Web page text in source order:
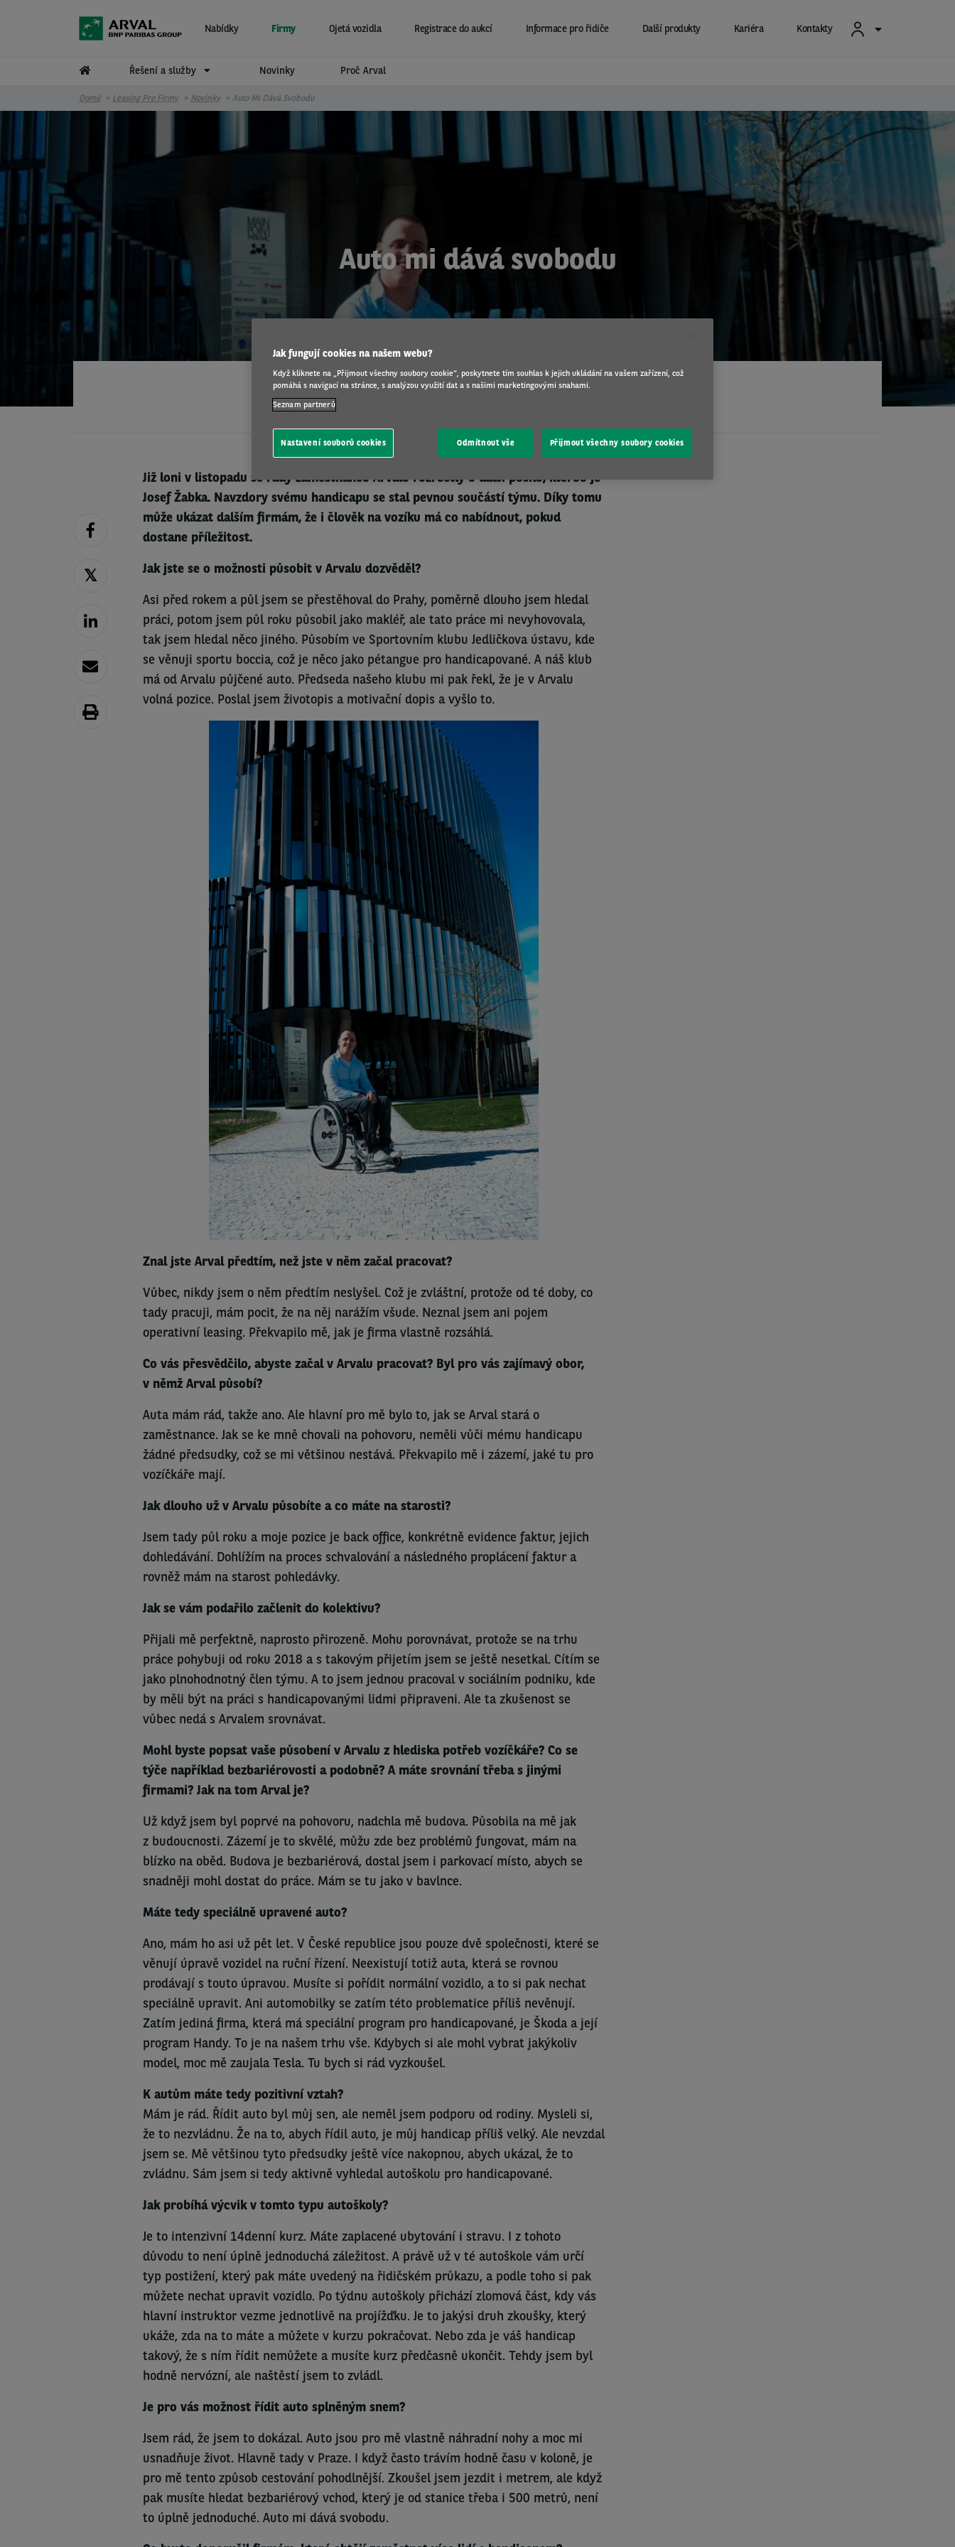
Nabídky Firmy Ojetá vozidla Registrace do aukcí Informace pro řidiče Další produkty Kariéra Kontakty
Řešení a služby Novinky Proč Arval
Domů Leasing Pro Firmy Novinky Auto Mi Dává Svobodu
Auto mi dává svobodu
Již loni v listopadu se řady zaměstnanců Arvalu rozrostly o další posilu, kterou je
Josef Žabka. Navzdory svému handicapu se stal pevnou součástí týmu. Díky tomu
může ukázat dalším firmám, že i člověk na vozíku má co nabídnout, pokud
dostane příležitost.
Jak jste se o možnosti působit v Arvalu dozvěděl?
Asi před rokem a půl jsem se přestěhoval do Prahy, poměrně dlouho jsem hledal
práci, potom jsem půl roku působil jako makléř, ale tato práce mi nevyhovovala,
tak jsem hledal něco jiného. Působím ve Sportovním klubu Jedličkova ústavu, kde
se věnuji sportu boccia, což je něco jako pétangue pro handicapované. A náš klub
má od Arvalu půjčené auto. Předseda našeho klubu mi pak řekl, že je v Arvalu
volná pozice. Poslal jsem životopis a motivační dopis a vyšlo to.
Znal jste Arval předtím, než jste v něm začal pracovat?
Vůbec, nikdy jsem o něm předtím neslyšel. Což je zvláštní, protože od té doby, co
tady pracuji, mám pocit, že na něj narážím všude. Neznal jsem ani pojem
operativní leasing. Překvapilo mě, jak je firma vlastně rozsáhlá.
Co vás přesvědčilo, abyste začal v Arvalu pracovat? Byl pro vás zajímavý obor,
v němž Arval působí?
Auta mám rád, takže ano. Ale hlavní pro mě bylo to, jak se Arval stará o
zaměstnance. Jak se ke mně chovali na pohovoru, neměli vůči mému handicapu
žádné předsudky, což se mi většinou nestává. Překvapilo mě i zázemí, jaké tu pro
vozíčkáře mají.
Jak dlouho už v Arvalu působíte a co máte na starosti?
Jsem tady půl roku a moje pozice je back office, konkrétně evidence faktur, jejich
dohledávání. Dohlížím na proces schvalování a následného proplácení faktur a
rovněž mám na starost pohledávky.
Jak se vám podařilo začlenit do kolektivu?
Přijali mě perfektně, naprosto přirozeně. Mohu porovnávat, protože se na trhu
práce pohybuji od roku 2018 a s takovým přijetím jsem se ještě nesetkal. Cítím se
jako plnohodnotný člen týmu. A to jsem jednou pracoval v sociálním podniku, kde
by měli být na práci s handicapovanými lidmi připraveni. Ale ta zkušenost se
vůbec nedá s Arvalem srovnávat.
Mohl byste popsat vaše působení v Arvalu z hlediska potřeb vozíčkáře? Co se
týče například bezbariérovosti a podobně? A máte srovnání třeba s jinými
firmami? Jak na tom Arval je?
Už když jsem byl poprvé na pohovoru, nadchla mě budova. Působila na mě jak
z budoucnosti. Zázemí je to skvělé, můžu zde bez problémů fungovat, mám na
blízko na oběd. Budova je bezbariérová, dostal jsem i parkovací místo, abych se
snadněji mohl dostat do práce. Mám se tu jako v bavlnce.
Máte tedy speciálně upravené auto?
Ano, mám ho asi už pět let. V České republice jsou pouze dvě společnosti, které se
věnují úpravě vozidel na ruční řízení. Neexistují totiž auta, která se rovnou
prodávají s touto úpravou. Musíte si pořídit normální vozidlo, a to si pak nechat
speciálně upravit. Ani automobilky se zatím této problematice příliš nevěnují.
Zatím jediná firma, která má speciální program pro handicapované, je Škoda a její
program Handy. To je na našem trhu vše. Kdybych si ale mohl vybrat jakýkoliv
model, moc mě zaujala Tesla. Tu bych si rád vyzkoušel.
K autům máte tedy pozitivní vztah?
Mám je rád. Řídit auto byl můj sen, ale neměl jsem podporu od rodiny. Mysleli si,
že to nezvládnu. Že na to, abych řídil auto, je můj handicap příliš velký. Ale nevzdal
jsem se. Mě většinou tyto předsudky ještě více nakopnou, abych ukázal, že to
zvládnu. Sám jsem si tedy aktivně vyhledal autoškolu pro handicapované.
Jak probíhá výcvik v tomto typu autoškoly?
Je to intenzivní 14denní kurz. Máte zaplacené ubytování i stravu. I z tohoto
důvodu to není úplně jednoduchá záležitost. A právě už v té autoškole vám určí
typ postižení, který pak máte uvedený na řidičském průkazu, a podle toho si pak
můžete nechat upravit vozidlo. Po týdnu autoškoly přichází zlomová část, kdy vás
hlavní instruktor vezme jednotlivě na projížďku. Je to jakýsi druh zkoušky, který
ukáže, zda na to máte a můžete v kurzu pokračovat. Nebo zda je váš handicap
takový, že s ním řídit nemůžete a musíte kurz předčasně ukončit. Tehdy jsem byl
hodně nervózní, ale naštěstí jsem to zvládl.
Je pro vás možnost řídit auto splněným snem?
Jsem rád, že jsem to dokázal. Auto jsou pro mě vlastně náhradní nohy a moc mi
usnadňuje život. Hlavně tady v Praze. I když často trávím hodně času v koloně, je
pro mě tento způsob cestování pohodlnější. Zkoušel jsem jezdit i metrem, ale když
pak musíte hledat bezbariérový vchod, který je od stanice třeba i 500 metrů, není
to úplně jednoduché. Auto mi dává svobodu.
Jak fungují cookies na našem webu?
Když kliknete na „Přijmout všechny soubory cookie“, poskytnete tím souhlas k jejich ukládání na vašem zařízení, což
pomáhá s navigací na stránce, s analýzou využití dat a s našimi marketingovými snahami.
Seznam partnerů
Nastavení souborů cookies Odmítnout vše Přijmout všechny soubory cookies